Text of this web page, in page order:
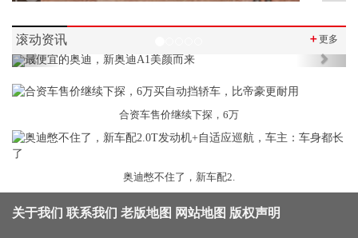
滚动资讯 ＋更多
Previous Next
合资车售价继续下探，6万
奥迪憋不住了，新车配2.
关于我们 联系我们 老版地图 网站地图 版权声明